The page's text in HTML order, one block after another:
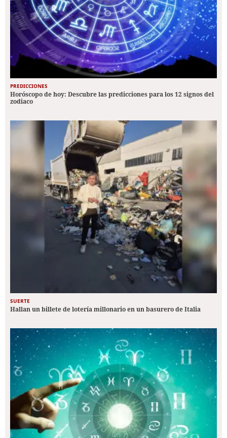
PREDICCIONES
Horóscopo de hoy: Descubre las predicciones para los 12 signos del
zodiaco
SUERTE
Hallan un billete de lotería millonario en un basurero de Italia